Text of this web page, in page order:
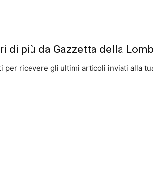
di più da Gazzetta della
per ricevere gli ultimi articoli inviati alla